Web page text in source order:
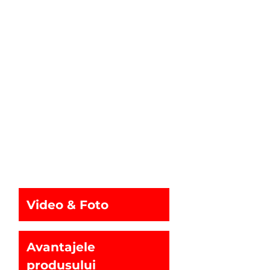
Video & Foto
Avantajele
produsului